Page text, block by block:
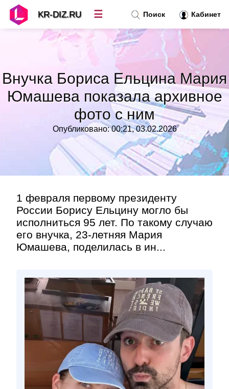
Внучка Бориса Ельцина Мария
Юмашева показала архивное
фото с ним
Опубликовано: 00:21, 03.02.2026
1 февраля первому президенту
России Борису Ельцину могло бы
исполниться 95 лет. По такому случаю
его внучка, 23-летняя Мария
Юмашева, поделилась в ин...
Поиск Кабинет
KR-DIZ.RU ☰
Топ новостей»
»
Контакт»